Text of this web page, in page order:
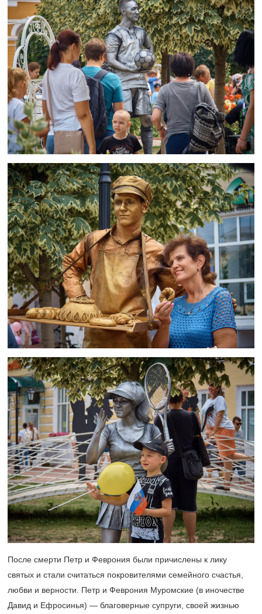
После смерти Петр и Феврония были причислены к лику
святых и стали считаться покровителями семейного счастья,
любви и верности. Петр и Феврония Муромские (в иночестве
Давид и Ефросинья) — благоверные супруги, своей жизнью